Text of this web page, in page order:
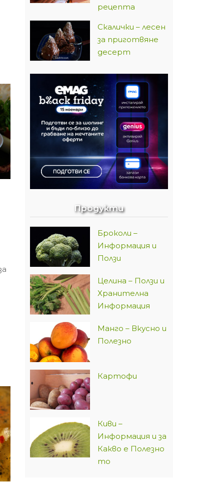
рецепта
Скалички – лесен
за приготвяне
десерт
Продукти
Броколи –
Информация и
Ползи
Целина – Ползи и
Хранителна
Информация
Манго – Вкусно и
Полезно
Картофи
Киви –
Информация и за
Какво е Полезно
то